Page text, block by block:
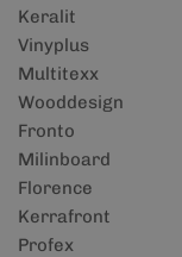
Keralit
Vinyplus
Multitexx
Wooddesign
Fronto
Milinboard
Florence
Kerrafront
Profex